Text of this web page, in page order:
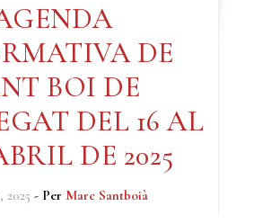
DE
BOI DE
DEL 16 AL
DE 2025
2025 - Per Marc Santboià